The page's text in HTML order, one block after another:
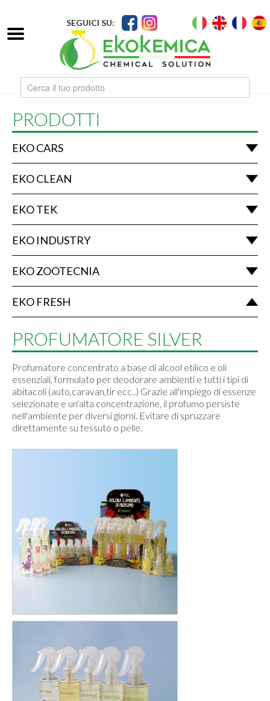
SEGUICI SU:
PRODOTTI
EKO CARS
EKO CLEAN
EKO TEK
EKO INDUSTRY
EKO ZOOTECNIA
EKO FRESH
PROFUMATORE SILVER
Profumatore concentrato a base di alcool etilico e oli
essenziali, formulato per deodorare ambienti e tutti i tipi di
abitacoli (auto,caravan,tir ecc..) Grazie all'impiego di essenze
selezionate e un'alta concentrazione, il profumo persiste
nell'ambiente per diversi giorni. Evitare di spruzzare
direttamente su tessuto o pelle.